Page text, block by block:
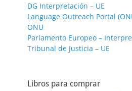
DG Interpretación – UE
Language Outreach Portal
ONU
Parlamento Europeo –
Tribunal de Justicia – UE
Libros para comprar